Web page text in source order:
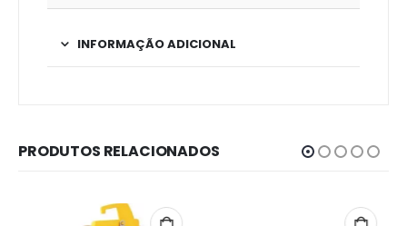
INFORMAÇÃO ADICIONAL
PRODUTOS RELACIONADOS